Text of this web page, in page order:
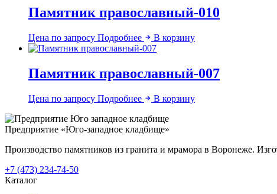
Памятник православный-010
Цена по запросу Подробнее В корзину
Памятник православный-007
Цена по запросу Подробнее В корзину
Предприятие «Юго-западное кладбище»
Производство памятников из гранита и мрамора в Воронеже.
+7 (473) 234-74-50
Каталог